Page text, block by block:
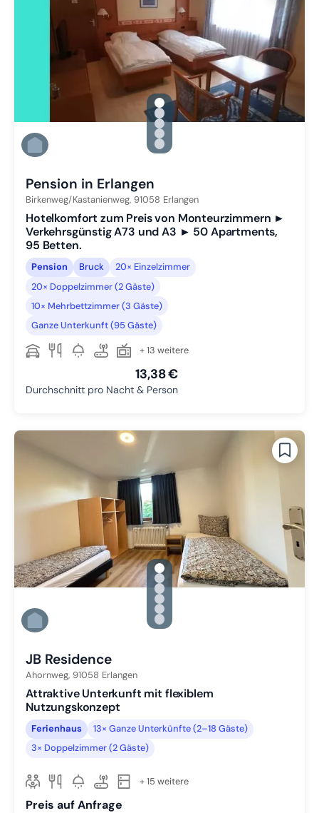
gallery.slide_selector
Zu Slide 1 wechseln
Zu Slide 2 wechseln
Zu Slide 3 wechseln
Zu Slide 4 wechseln
Zu Slide 5 wechseln
Pension in Erlangen
Birkenweg/Kastanienweg, 91058 Erlangen
Hotelkomfort zum Preis von Monteurzimmern ►
Verkehrsgünstig A73 und A3 ► 50 Apartments,
95 Betten.
Pension Bruck
20× Einzelzimmer
20× Doppelzimmer (2 Gäste)
10× Mehrbettzimmer (3 Gäste)
Ganze Unterkunft (95 Gäste)
+ 13 weitere
13,38 €
Durchschnitt pro Nacht & Person
gallery.slide_selector
Zu Slide 1 wechseln
Zu Slide 2 wechseln
Zu Slide 3 wechseln
Zu Slide 4 wechseln
Zu Slide 5 wechseln
Zu Slide 6 wechseln
JB Residence
Ahornweg, 91058 Erlangen
Attraktive Unterkunft mit flexiblem
Nutzungskonzept
Ferienhaus
13× Ganze Unterkünfte (2–18 Gäste)
3× Doppelzimmer (2 Gäste)
+ 15 weitere
Preis auf Anfrage